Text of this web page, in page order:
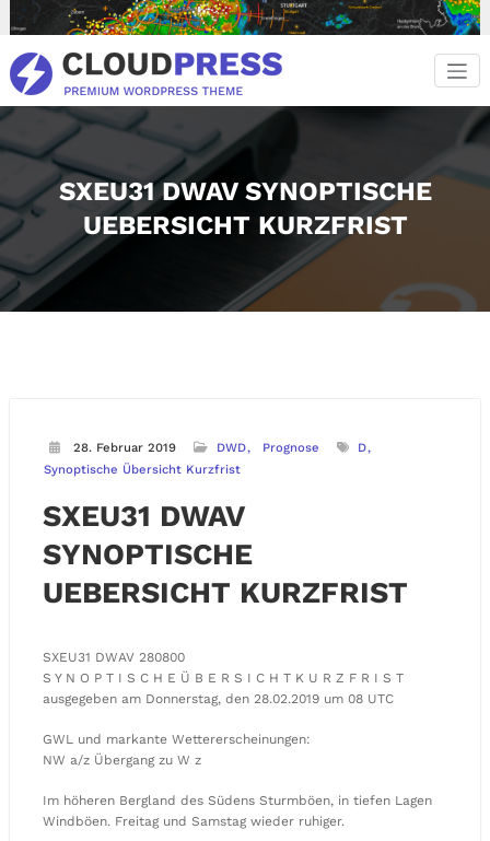
Inhalt
springen
SXEU31 DWAV SYNOPTISCHE
UEBERSICHT KURZFRIST
28. Februar 2019 DWD Prognose
D
Synoptische Übersicht Kurzfrist
SXEU31 DWAV
SYNOPTISCHE
UEBERSICHT KURZFRIST
SXEU31 DWAV 280800
S Y N O P T I S C H E Ü B E R S I C H T K U R Z F R I S T
ausgegeben am Donnerstag, den 28.02.2019 um 08 UTC
GWL und markante Wettererscheinungen:
NW a/z Übergang zu W z
Im höheren Bergland des Südens Sturmböen, in tiefen Lagen
Windböen. Freitag und Samstag wieder ruhiger.